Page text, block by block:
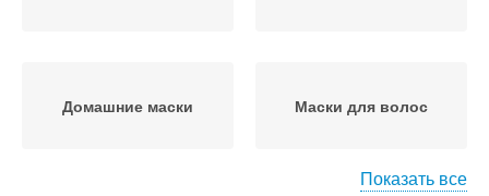
Домашние маски Маски для волос
Показать все